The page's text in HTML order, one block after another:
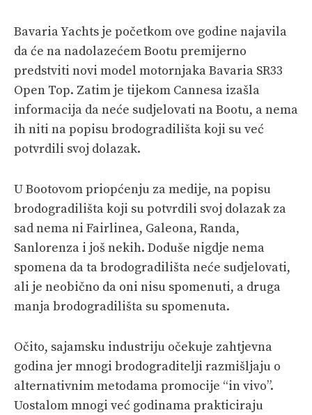
Bavaria Yachts je početkom ove godine najavila
da će na nadolazećem Bootu premijerno
predstviti novi model motornjaka Bavaria SR33
Open Top. Zatim je tijekom Cannesa izašla
informacija da neće sudjelovati na Bootu, a nema
ih niti na popisu brodogradilišta koji su već
potvrdili svoj dolazak.
U Bootovom priopćenju za medije, na popisu
brodogradilišta koji su potvrdili svoj dolazak za
sad nema ni Fairlinea, Galeona, Randa,
Sanlorenza i još nekih. Doduše nigdje nema
spomena da ta brodogradilišta neće sudjelovati,
ali je neobično da oni nisu spomenuti, a druga
manja brodogradilišta su spomenuta.
Očito, sajamsku industriju očekuje zahtjevna
godina jer mnogi brodograditelji razmišljaju o
alternativnim metodama promocije “in vivo”.
Uostalom mnogi već godinama prakticiraju